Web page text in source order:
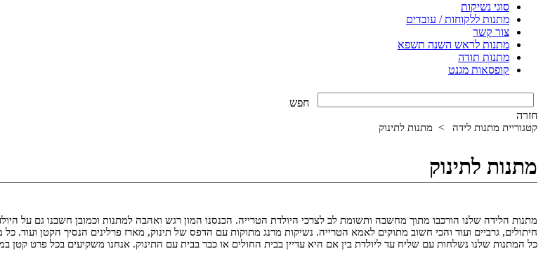
סוגי נשיקות
מתנות ללקוחות / עובדים
צור קשר
מתנות לראש השנה תשפא
מתנות תודה
קופסאות מגנט
חפש
חזרה
קטגוריית מתנות לידה > מתנות לתינוק
מתנות לתינוק
מתנות הלידה שלנו הורכבו מתוך מחשבה ותשומת לב לצרכי היולדת הטרייה. הכנסנו המון רגש ואהבה למתנות וכמובן חשבנו גם על
חיתולים, גרביים ועוד והכי חשוב מתוקים לאמא הטרייה. נשיקות מרנג מתוקות עם הדפס של תינוק, מארז פרלינים הנסיך הקטן ועוד.
כל המתנות שלנו נשלחות עם שליח עד ליולדת בין אם היא עדיין בבית החולים או כבר בבית עם התינוק. אנחנו משקיעים בכל פרט קטן